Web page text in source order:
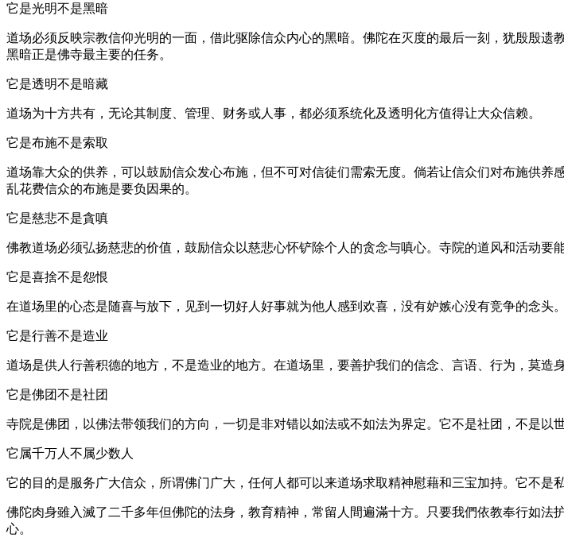
它是光明不是黑暗
道场必须反映宗教信仰光明的一面，借此驱除信众内心的黑暗。佛陀在灭度的最后一刻，犹殷殷
黑暗正是佛寺最主要的任务。
它是透明不是暗藏
道场为十方共有，无论其制度、管理、财务或人事，都必须系统化及透明化方值得让大众信赖。
它是布施不是索取
道场靠大众的供养，可以鼓励信众发心布施，但不可对信徒们需索无度。倘若让信众们对布施供
乱花费信众的布施是要负因果的。
它是慈悲不是貪嗔
佛教道场必须弘扬慈悲的价值，鼓励信众以慈悲心怀铲除个人的贪念与嗔心。寺院的道风和活动要
它是喜捨不是怨恨
在道场里的心态是随喜与放下，见到一切好人好事就为他人感到欢喜，没有妒嫉心没有竞争的念头
它是行善不是造业
道场是供人行善积德的地方，不是造业的地方。在道场里，要善护我们的信念、言语、行为，莫造
它是佛团不是社团
寺院是佛团，以佛法带领我们的方向，一切是非对错以如法或不如法为界定。它不是社团，不是以
它属千万人不属少数人
它的目的是服务广大信众，所谓佛门广大，任何人都可以来道场求取精神慰藉和三宝加持。它不是
佛陀肉身雖入滅了二千多年但佛陀的法身，教育精神，常留人間遍滿十方。只要我們依教奉行如
心。